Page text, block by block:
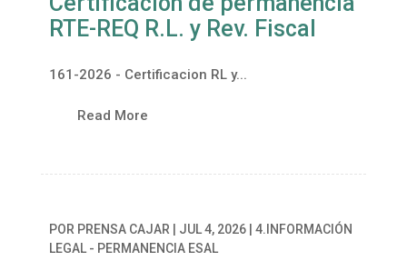
RTE-REQ R.L. y Rev. Fiscal
161-2026 - Certificacion RL y...
Read More
POR PRENSA CAJAR JUL 4, 2026| 4.INFORMACIÓN
LEGAL - PERMANENCIA ESAL